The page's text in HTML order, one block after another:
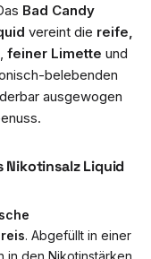
Bad Candy
vereint die reife,
feiner Limette und
belebenden
ausgewogen
Nikotinsalz Liquid
. Abgefüllt in einer
in den Nikotinstärken